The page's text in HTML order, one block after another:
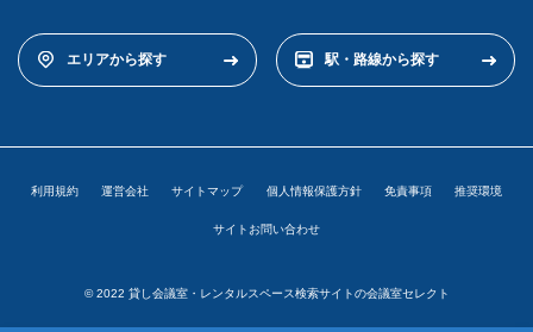
エリアから探す 駅・路線から探す
利用規約 運営会社 サイトマップ 個人情報保護方針 免責事項 推奨環境
サイトお問い合わせ
© 2022 貸し会議室・レンタルスペース検索サイトの会議室セレクト